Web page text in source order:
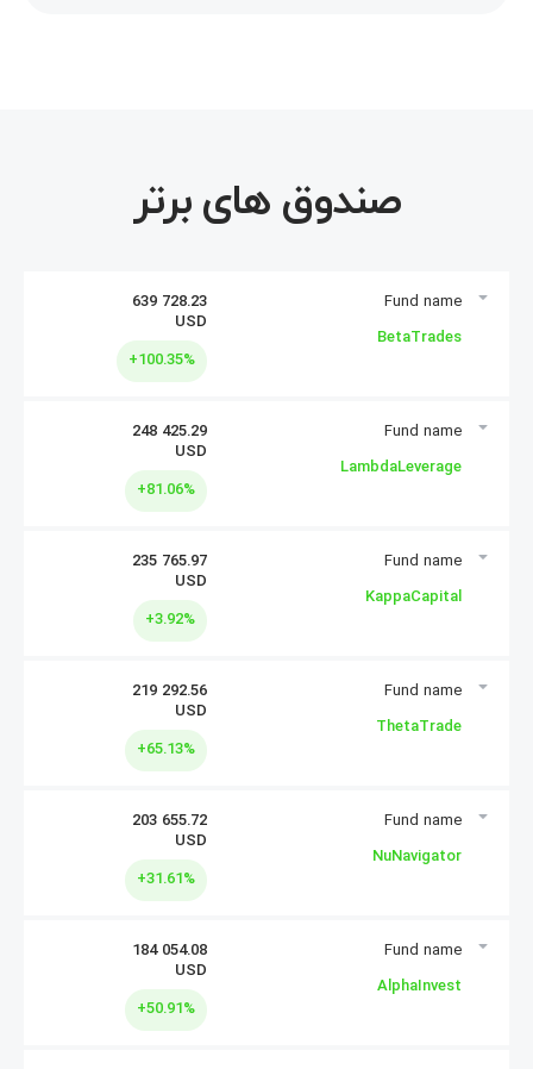
صندوق های برتر
BetaTrades
639 728.23
USD
+100.35%
LambdaLeverage
248 425.29
USD
+81.06%
KappaCapital
235 765.97
USD
+3.92%
ThetaTrade
219 292.56
USD
+65.13%
NuNavigator
203 655.72
USD
+31.61%
AlphaInvest
184 054.08
USD
+50.91%